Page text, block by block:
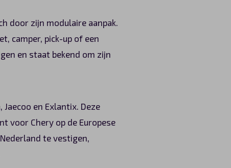
door zijn modulaire aanpak.
camper, pick-up of een
en staat bekend om zijn
en Exlantix. Deze
voor Chery op de Europese
te vestigen,